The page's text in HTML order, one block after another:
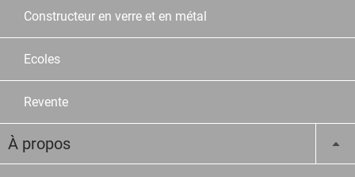
Constructeur en verre et en métal
Ecoles
Revente
À propos